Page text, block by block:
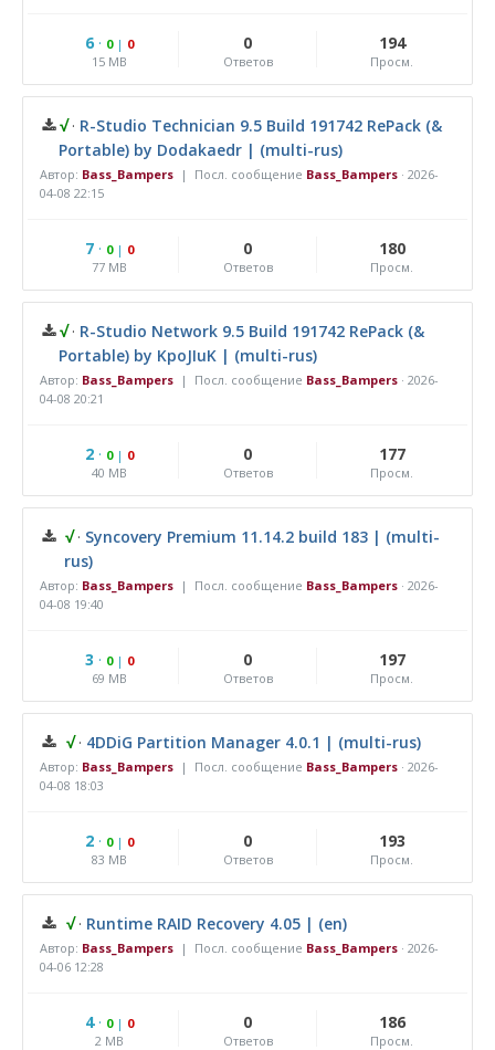
6· 0| 0
15 MB
0
Ответов
194
Просм.
√ · R-Studio Technician 9.5 Build 191742 RePack (&
Portable) by Dodakaedr | (multi-rus)
Автор: Bass_Bampers | Посл. сообщение Bass_Bampers · 2026-
04-08 22:15
7· 0| 0
77 MB
0
Ответов
180
Просм.
√ · R-Studio Network 9.5 Build 191742 RePack (&
Portable) by KpoJIuK | (multi-rus)
Автор: Bass_Bampers | Посл. сообщение Bass_Bampers · 2026-
04-08 20:21
2· 0| 0
40 MB
0
Ответов
177
Просм.
√ · Syncovery Premium 11.14.2 build 183 | (multi-
rus)
Автор: Bass_Bampers | Посл. сообщение Bass_Bampers · 2026-
04-08 19:40
3 · 0| 0
69 MB
0
Ответов
197
Просм.
√ · 4DDiG Partition Manager 4.0.1 | (multi-rus)
Автор: Bass_Bampers | Посл. сообщение Bass_Bampers · 2026-
04-08 18:03
2· 0| 0
83 MB
0
Ответов
193
Просм.
√ · Runtime RAID Recovery 4.05 | (en)
Автор: Bass_Bampers | Посл. сообщение Bass_Bampers · 2026-
04-06 12:28
4· 0| 0
2 MB
0
Ответов
186
Просм.